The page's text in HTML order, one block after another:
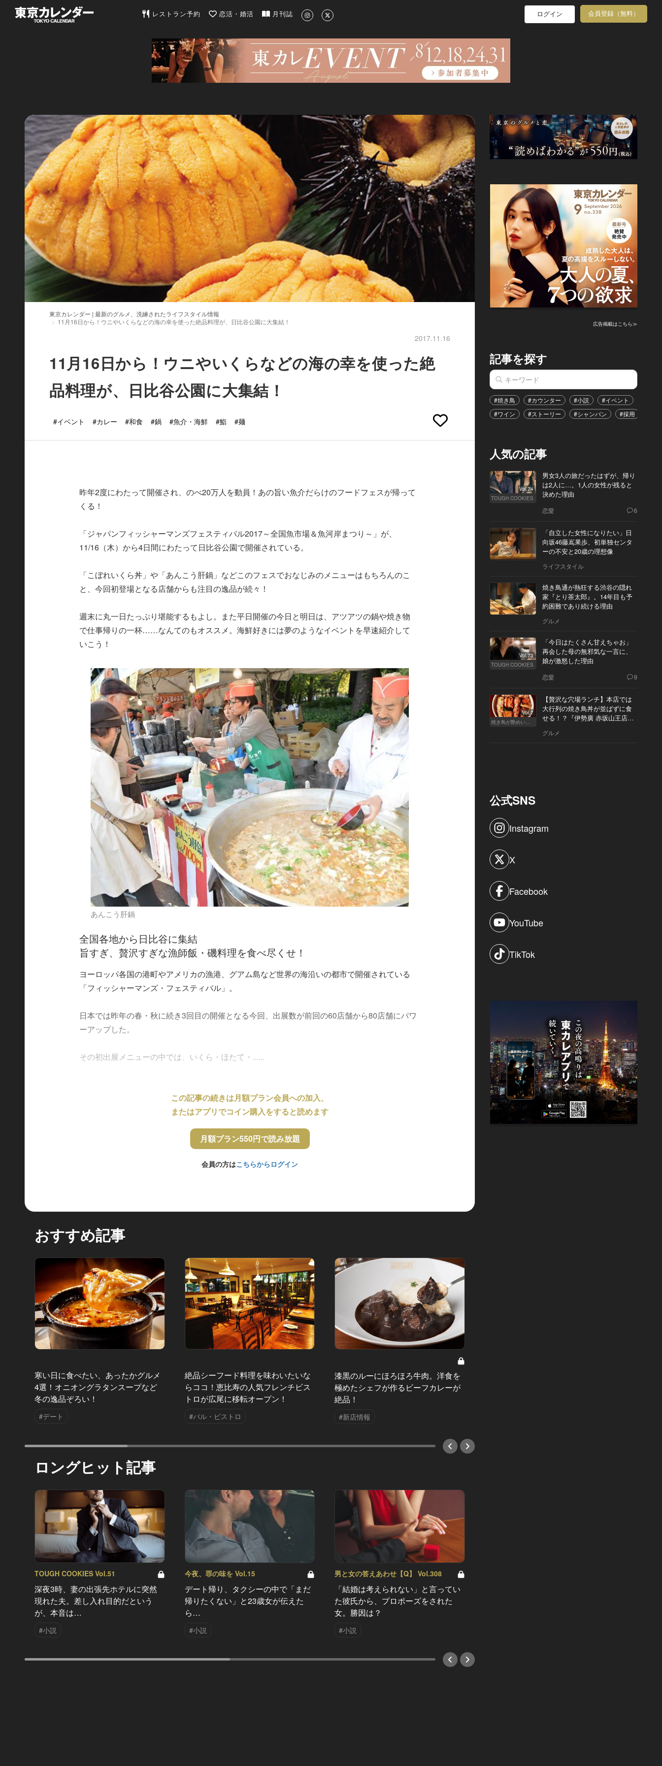
東京カレンダー | 最新のグルメ、洗練されたライフスタイル情報
レストラン予約 恋活・婚活 月刊誌 ログイン 会員登録（無料）
東京カレンダー | 最新のグルメ、洗練されたライフスタイル情報
11月16日から！ウニやいくらなどの海の幸を使った絶品料理が、日比谷公園に大集結！
2017.11.16
11月16日から！ウニやいくらなどの海の幸を使った絶
品料理が、日比谷公園に大集結！
#イベント #カレー #和食 #鍋 #魚介・海鮮 #鮨 #麺
昨年2度にわたって開催され、のべ20万人を動員！あの旨い魚介だらけのフードフェスが帰って
くる！
「ジャパンフィッシャーマンズフェスティバル2017～全国魚市場＆魚河岸まつり～」が、
11/16（木）から4日間にわたって日比谷公園で開催されている。
「こぼれいくら丼」や「あんこう肝鍋」などこのフェスでおなじみのメニューはもちろんのこ
と、今回初登場となる店舗からも注目の逸品が続々！
週末に丸一日たっぷり堪能するもよし。また平日開催の今日と明日は、アツアツの鍋や焼き物
で仕事帰りの一杯……なんてのもオススメ。海鮮好きには夢のようなイベントを早速紹介して
いこう！
あんこう肝鍋
全国各地から日比谷に集結
旨すぎ、贅沢すぎな漁師飯・磯料理を食べ尽くせ！
ヨーロッパ各国の港町やアメリカの漁港、グアム島など世界の海沿いの都市で開催されている
「フィッシャーマンズ・フェスティバル」。
日本では昨年の春・秋に続き3回目の開催となる今回、出展数が前回の60店舗から80店舗にパワ
ーアップした。
その初出展メニューの中では、いくら・ほたて・......
この記事の続きは月額プラン会員への加入、
またはアプリでコイン購入をすると読めます
月額プラン550円で読み放題
会員の方はこちらからログイン
おすすめ記事
寒い日に食べたい、あったかグルメ
4選！オニオングラタンスープなど
冬の逸品ぞろい！
#デート
絶品シーフード料理を味わいたいな
らココ！恵比寿の人気フレンチビス
トロが広尾に移転オープン！
#バル・ビストロ
漆黒のルーにほろほろ牛肉。洋食を
極めたシェフが作るビーフカレーが
絶品！
#新店情報
ロングヒット記事
TOUGH COOKIES Vol.51
深夜3時、妻の出張先ホテルに突然
現れた夫。差し入れ目的だという
が、本音は…
#小説
今夜、罪の味を Vol.15
デート帰り、タクシーの中で「まだ
帰りたくない」と23歳女が伝えた
ら…
#小説
男と女の答えあわせ【Q】 Vol.308
「結婚は考えられない」と言ってい
た彼氏から、プロポーズをされた
女。勝因は？
#小説
広告掲載はこちら≫
記事を探す
#焼き鳥 #カウンター #小説 #イベント
#ワイン
#ストーリー #シャンパン #採用
人気の記事
Vol.74
TOUGH COOKIES
男女3人の旅だったはずが、帰り
は2人に…。1人の女性が残ると
決めた理由
恋愛 6
「自立した女性になりたい」日
向坂46藤嶌果歩、初単独センタ
ーの不安と20歳の理想像
ライフスタイル
焼き鳥通が熱狂する渋谷の隠れ
家『とり茶太郎』。14年目も予
約困難であり続ける理由
グルメ
Vol.73
TOUGH COOKIES
「今日はたくさん甘えちゃお」
再会した母の無邪気な一言に、
娘が激怒した理由
恋愛 9
Vol.7
焼き鳥が艶めいてきた
【贅沢な穴場ランチ】本店では
大行列の焼き鳥丼が並ばずに食
せる！？『伊勢廣 赤坂山王店』
グルメ
公式SNS
Instagram
X
Facebook
YouTube
TikTok